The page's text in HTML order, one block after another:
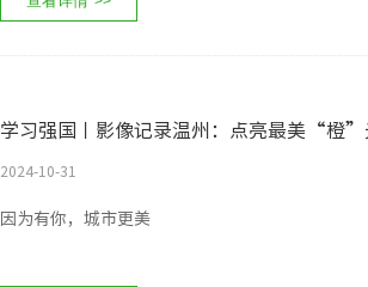
学习强国丨影像记录温州：点亮最美“橙
2024-10-31
因为有你，城市更美